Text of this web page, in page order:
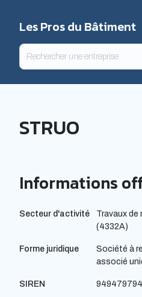
Les Pros du Bâtiment
STRUO
Informations
Secteur d'activité
Travaux de
(4332A)
Forme juridique
Société à
associé
SIREN 949479794